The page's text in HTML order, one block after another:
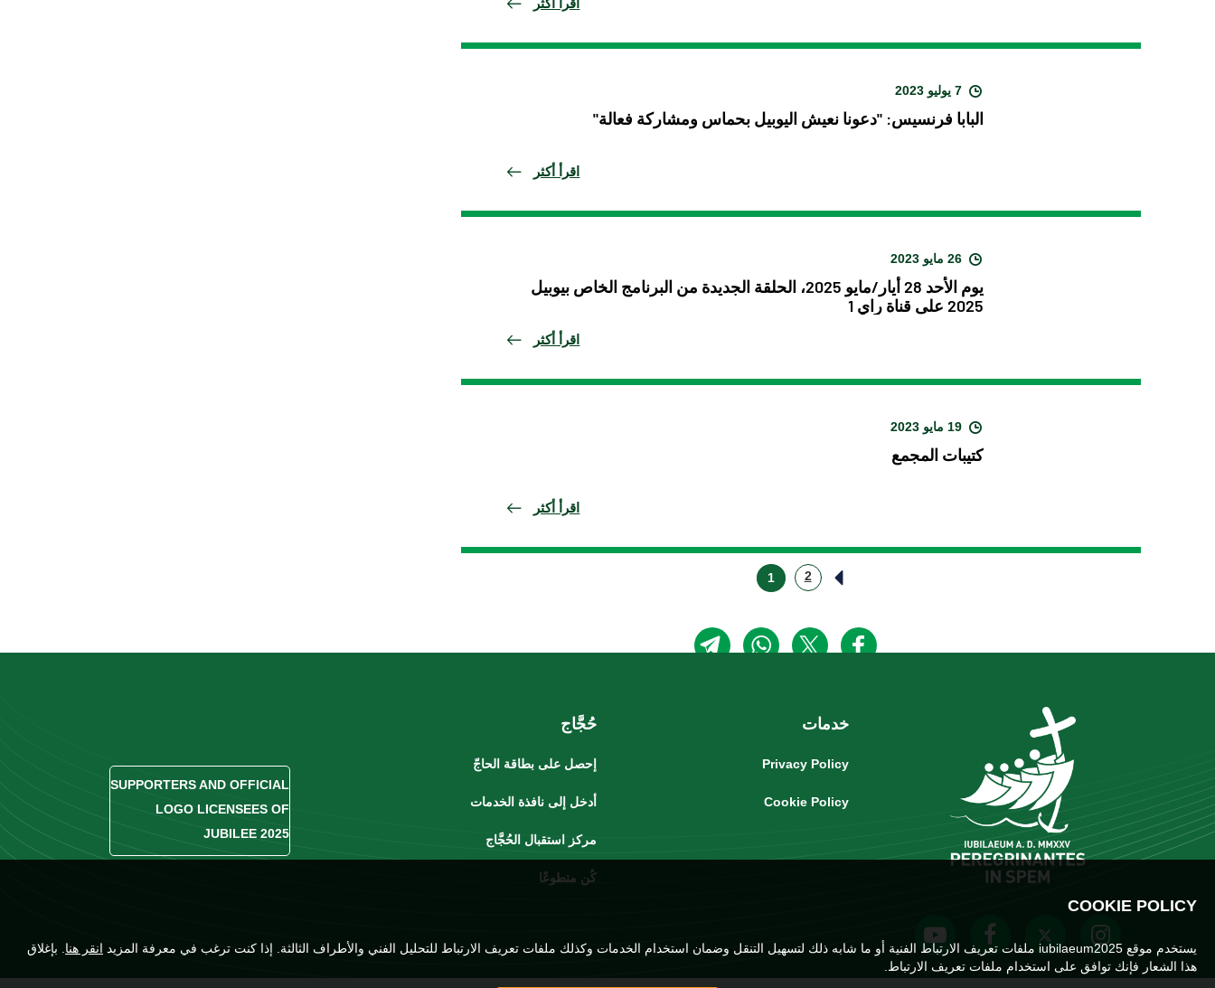
7 يوليو 2023
البابا فرنسيس: "دعونا نعيش اليوبيل بحماس ومشاركة فعالة"
اقرأ أكثر
26 مايو 2023
يوم الأحد 28 أيار/مايو 2025، الحلقة الجديدة من البرنامج الخاص بيوبيل
2025 على قناة راي 1
اقرأ أكثر
19 مايو 2023
كتيبات المجمع
اقرأ أكثر
1 2
خدمات
Privacy Policy
Cookie Policy
حُجَّاج
إحصل على بطاقة الحاجّ
أدخل إلى نافذة الخدمات
مركز استقبال الحُجَّاج
كُن متطوعًا
SUPPORTERS AND OFFICIAL
LOGO LICENSEES OF
JUBILEE 2025
COOKIE POLICY
يستخدم موقع iubilaeum2025 ملفات تعريف الارتباط الفنية أو ما شابه ذلك لتسهيل التنقل وضمان استخدام الخدمات وكذلك ملفات تعريف الارتباط للتحليل الفني والأطراف الثالثة. إذا كنت ترغب في معرفة المزيد انقر هنا . بإغلاق
هذا الشعار فإنك توافق على استخدام ملفات تعريف الارتباط.